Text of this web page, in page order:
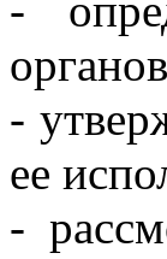
-
-
ее
-